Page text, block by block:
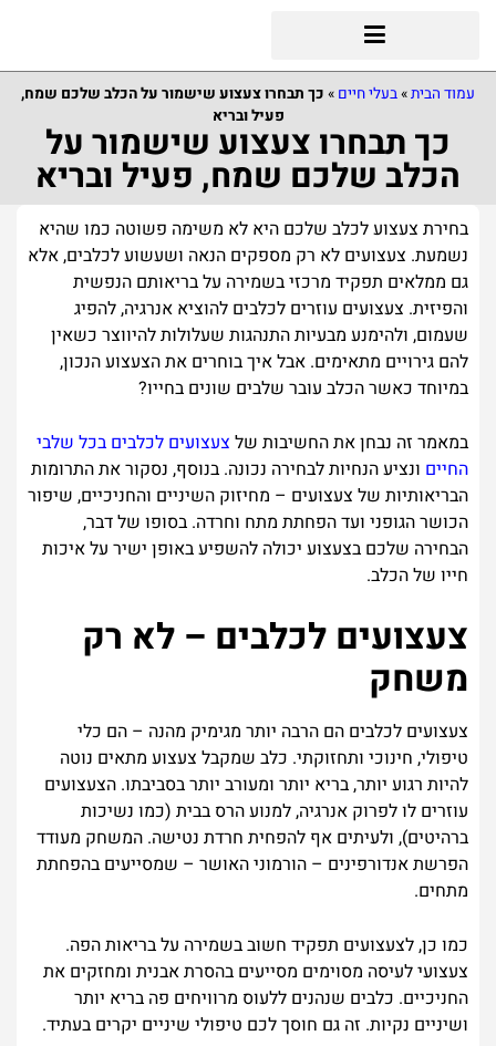
עמוד הבית»בעלי חיים » כך תבחרו צעצוע שישמור על הכלב שלכם שמח,
פעיל ובריא
כך תבחרו צעצוע שישמור על
הכלב שלכם שמח, פעיל ובריא
בחירת צעצוע לכלב שלכם היא לא משימה פשוטה כמו שהיא
נשמעת. צעצועים לא רק מספקים הנאה ושעשוע לכלבים, אלא
גם ממלאים תפקיד מרכזי בשמירה על בריאותם הנפשית
והפיזית. צעצועים עוזרים לכלבים להוציא אנרגיה, להפיג
שעמום, ולהימנע מבעיות התנהגות שעלולות להיווצר כשאין
להם גירויים מתאימים. אבל איך בוחרים את הצעצוע הנכון,
במיוחד כאשר הכלב עובר שלבים שונים בחייו?
במאמר זה נבחן את החשיבות של צעצועים לכלבים בכל שלבי
החיים ונציע הנחיות לבחירה נכונה. בנוסף, נסקור את התרומות
הבריאותיות של צעצועים – מחיזוק השיניים והחניכיים, שיפור
הכושר הגופני ועד הפחתת מתח וחרדה. בסופו של דבר,
הבחירה שלכם בצעצוע יכולה להשפיע באופן ישיר על איכות
חייו של הכלב.
צעצועים לכלבים – לא רק
משחק
צעצועים לכלבים הם הרבה יותר מגימיק מהנה – הם כלי
טיפולי, חינוכי ותחזוקתי. כלב שמקבל צעצוע מתאים נוטה
להיות רגוע יותר, בריא יותר ומעורב יותר בסביבתו. הצעצועים
עוזרים לו לפרוק אנרגיה, למנוע הרס בבית (כמו נשיכות
ברהיטים), ולעיתים אף להפחית חרדת נטישה. המשחק מעודד
הפרשת אנדורפינים – הורמוני האושר – שמסייעים בהפחתת
מתחים.
כמו כן, לצעצועים תפקיד חשוב בשמירה על בריאות הפה.
צעצועי לעיסה מסוימים מסייעים בהסרת אבנית ומחזקים את
החניכיים. כלבים שנהנים ללעוס מרוויחים פה בריא יותר
ושיניים נקיות. זה גם חוסך לכם טיפולי שיניים יקרים בעתיד.